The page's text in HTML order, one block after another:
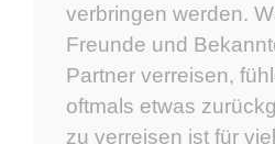
verbringen werden.
Freunde und
Partner verreisen,
oftmals etwas
zu verreisen ist für